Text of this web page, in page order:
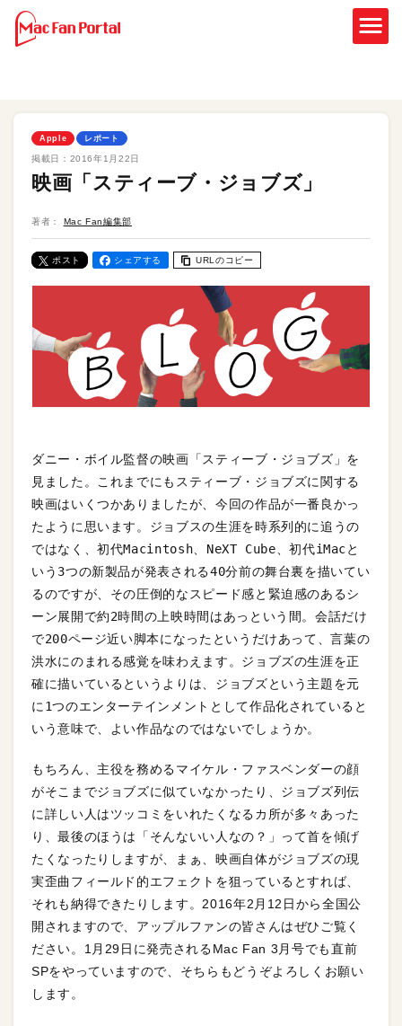
Apple レポート
掲載日： 2016年1月22日
映画「スティーブ・ジョブズ」
著者： Mac Fan編集部
ポスト シェアする URLのコピー
ダニー・ボイル監督の映画「スティーブ・ジョブズ」を
見ました。これまでにもスティーブ・ジョブズに関する
映画はいくつかありましたが、今回の作品が一番良かっ
たように思います。ジョブスの生涯を時系列的に追うの
ではなく、初代Macintosh、NeXT Cube、初代iMacと
いう3つの新製品が発表される40分前の舞台裏を描いてい
るのですが、その圧倒的なスピード感と緊迫感のあるシ
ーン展開で約2時間の上映時間はあっという間。会話だけ
で200ページ近い脚本になったというだけあって、言葉の
洪水にのまれる感覚を味わえます。ジョブズの生涯を正
確に描いているというよりは、ジョブズという主題を元
に1つのエンターテインメントとして作品化されていると
いう意味で、よい作品なのではないでしょうか。
もちろん、主役を務めるマイケル・ファスベンダーの顔
がそこまでジョブズに似ていなかったり、ジョブズ列伝
に詳しい人はツッコミをいれたくなるカ所が多々あった
り、最後のほうは「そんないい人なの？」って首を傾げ
たくなったりしますが、まぁ、映画自体がジョブズの現
実歪曲フィールド的エフェクトを狙っているとすれば、
それも納得できたりします。2016年2月12日から全国公
開されますので、アップルファンの皆さんはぜひご覧く
ださい。1月29日に発売されるMac Fan 3月号でも直前
SPをやっていますので、そちらもどうぞよろしくお願い
します。